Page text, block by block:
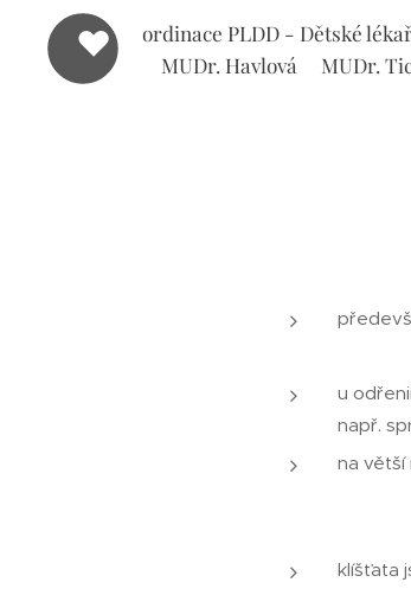
ordinace PLDD - Dětské
MUDr. Havlová MUDr.
u
např.
na větší
klíšťata